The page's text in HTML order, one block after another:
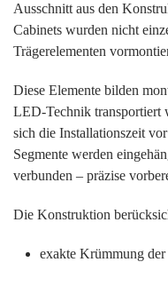
Ausschnitt aus den
Cabinets wurden nicht
Trägerelementen
Diese Elemente bilden
LED-Technik transportiert
sich die Installationszeit
Segmente werden
verbunden – präzise
Die Konstruktion
exakte Krümmung der